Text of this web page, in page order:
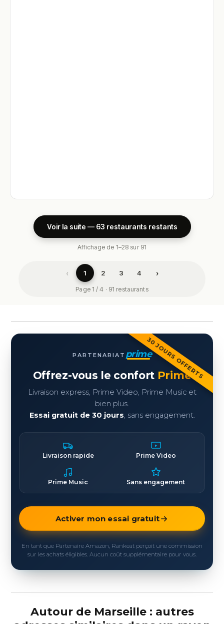
Voir la suite — 63 restaurants restants
Affichage de 1–28 sur 91
‹ 1 2 3 4 ›
Page 1 / 4 · 91 restaurants
30 JOURS OFFERTS
PARTENARIAT prime
Offrez-vous le confort Prime
Livraison express, Prime Video, Prime Music et
bien plus.
Essai gratuit de 30 jours, sans engagement.
Livraison rapide Prime Video
Prime Music Sans engagement
Activer mon essai gratuit
En tant que Partenaire Amazon, Rankeat perçoit une commission
sur les achats éligibles. Aucun coût supplémentaire pour vous.
Autour de Marseille : autres